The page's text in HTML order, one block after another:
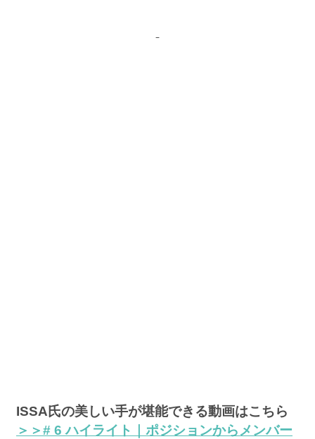
ISSA氏の美しい手が堪能できる動画はこちら
＞＞# 6 ハイライト｜ポジションからメンバー